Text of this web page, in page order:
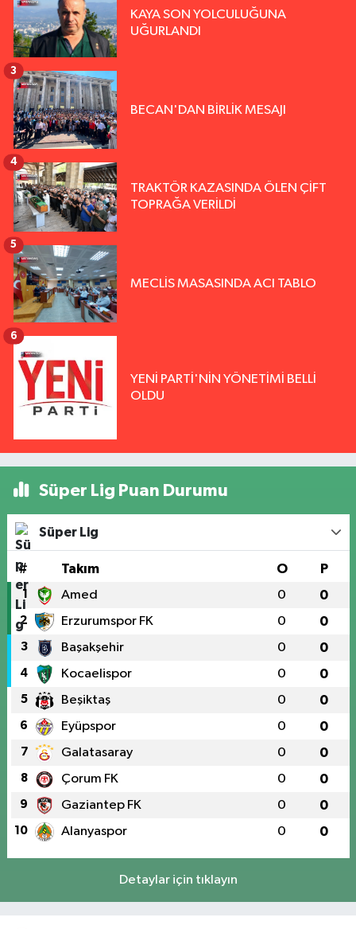
KAYA SON YOLCULUĞUNA
UĞURLANDI
BECAN'DAN BİRLİK MESAJI
3
TRAKTÖR KAZASINDA ÖLEN ÇİFT
TOPRAĞA VERİLDİ
4
MECLİS MASASINDA ACI TABLO
5
YENİ PARTİ'NİN YÖNETİMİ BELLİ
OLDU
6
Süper Lig Puan Durumu
Süper Lig
# Takım O P
1 Amed 0 0
2 Erzurumspor FK 0 0
3 Başakşehir 0 0
4 Kocaelispor 0 0
5 Beşiktaş 0 0
6 Eyüpspor 0 0
7 Galatasaray 0 0
8 Çorum FK 0 0
9 Gaziantep FK 0 0
10 Alanyaspor 0 0
Detaylar için tıklayın